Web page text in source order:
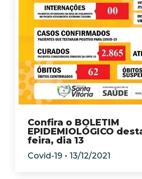
Confira o BOLETIM
EPIDEMIOLÓGICO
feira, dia 13
Covid-19 13/12/2021